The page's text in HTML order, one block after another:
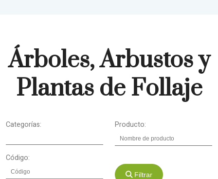
Árboles, Arbustos y
Plantas de Follaje
Categorías: Producto:
Código:
Filtrar